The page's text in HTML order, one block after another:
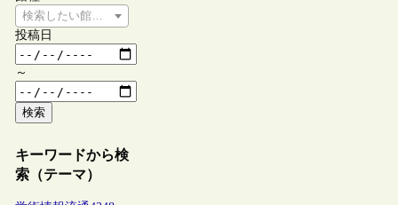
検索したい館種を選択してください
投稿日
～
検索
キーワードから検
索（テーマ）